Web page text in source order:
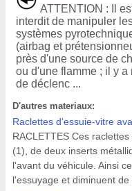
ATTENTION : Il
interdit de manipuler
systèmes
(airbag et
près d'une source de
ou d'une flamme ; il y a
de déclenc ...
D'autres materiaux:
Raclettes d'essuie-vitre
RACLETTES Ces
(1), de deux inserts
l'avant du véhicule. Ainsi
l'essuyage et diminuent de